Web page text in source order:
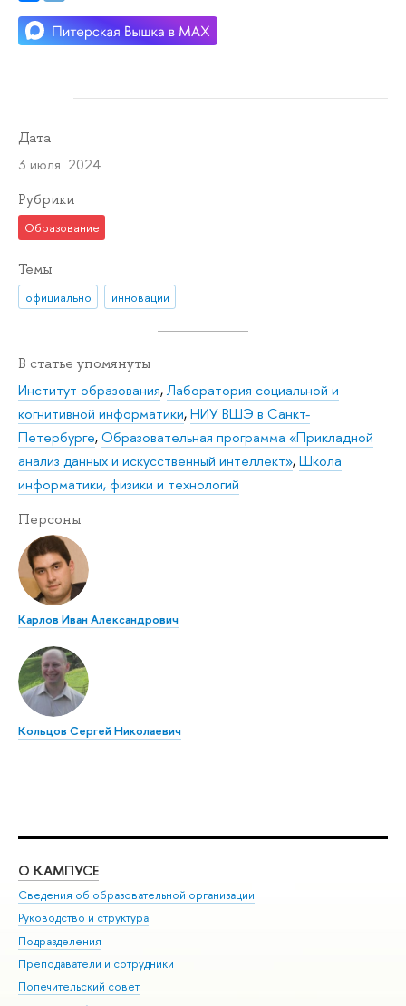
Дата
3 июля 2024
Рубрики
Образование
Темы
официально инновации
В статье упомянуты
Институт образования,Лаборатория социальной и
когнитивной информатики,НИУ ВШЭ в Санкт-
Петербурге,Образовательная программа «Прикладной
анализ данных и искусственный интеллект»,Школа
информатики, физики и технологий
Персоны
Карлов Иван Александрович
Кольцов Сергей Николаевич
О КАМПУСЕ
Сведения об образовательной организации
Руководство и структура
Подразделения
Преподаватели и сотрудники
Попечительский совет